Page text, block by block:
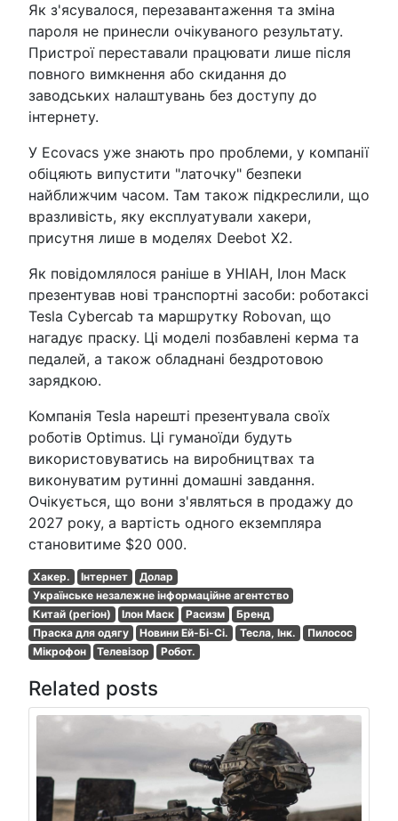
Як з'ясувалося, перезавантаження та зміна
пароля не принесли очікуваного результату.
Пристрої переставали працювати лише після
повного вимкнення або скидання до
заводських налаштувань без доступу до
інтернету.
У Ecovacs уже знають про проблеми, у компанії
обіцяють випустити "латочку" безпеки
найближчим часом. Там також підкреслили, що
вразливість, яку експлуатували хакери,
присутня лише в моделях Deebot X2.
Як повідомлялося раніше в УНІАН, Ілон Маск
презентував нові транспортні засоби: роботаксі
Tesla Cybercab та маршрутку Robovan, що
нагадує праску. Ці моделі позбавлені керма та
педалей, а також обладнані бездротовою
зарядкою.
Компанія Tesla нарешті презентувала своїх
роботів Optimus. Ці гуманоїди будуть
використовуватись на виробництвах та
виконуватим рутинні домашні завдання.
Очікується, що вони з'являться в продажу до
2027 року, а вартість одного екземпляра
становитиме $20 000.
Хакер. Інтернет
Долар
Українське незалежне інформаційне агентство
Китай (регіон)
Ілон Маск Расизм
Бренд
Праска для одягу
Новини Ей-Бі-Сі. Тесла, Інк.
Пилосос
Мікрофон
Телевізор Робот.
Related posts